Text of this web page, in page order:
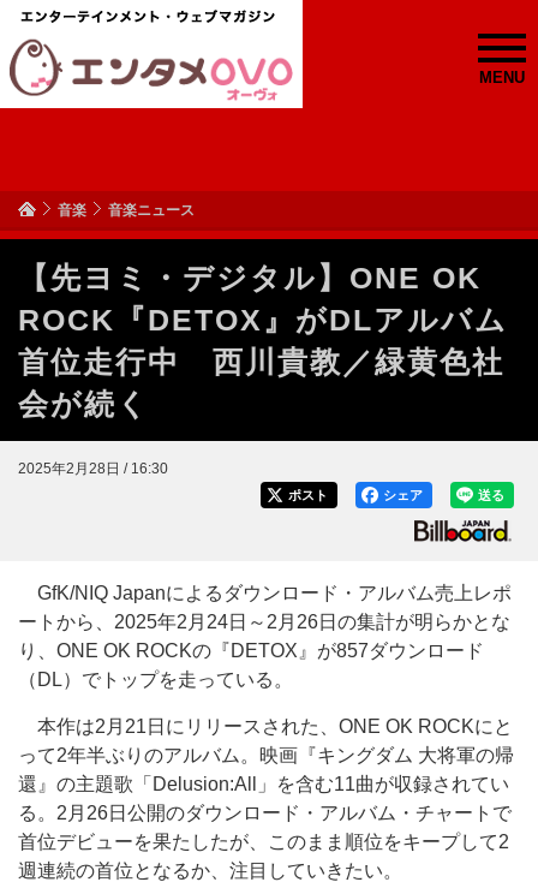
MENU
音楽 音楽ニュース
【先ヨミ・デジタル】ONE OK
ROCK『DETOX』がDLアルバム
首位走行中 西川貴教／緑黄色社
会が続く
2025年2月28日 / 16:30
送る
シェア
ポスト
GfK/NIQ Japanによるダウンロード・アルバム売上レポ
ートから、2025年2月24日～2月26日の集計が明らかとな
り、ONE OK ROCKの『DETOX』が857ダウンロード
（DL）でトップを走っている。
本作は2月21日にリリースされた、ONE OK ROCKにと
って2年半ぶりのアルバム。映画『キングダム 大将軍の帰
還』の主題歌「Delusion:All」を含む11曲が収録されてい
る。2月26日公開のダウンロード・アルバム・チャートで
首位デビューを果たしたが、このまま順位をキープして2
週連続の首位となるか、注目していきたい。